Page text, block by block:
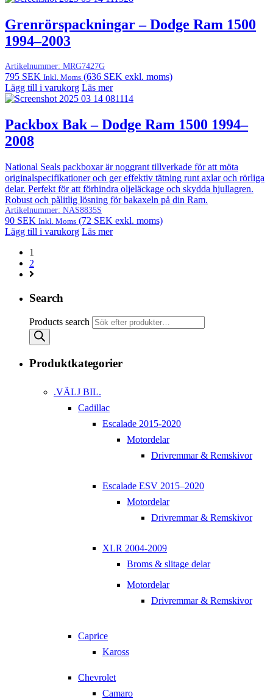
Grenrörspackningar – Dodge Ram 1500
1994–2003
Artikelnummer: MRG7427G
795 SEK Inkl. Moms (636 SEK exkl. moms)
Lägg till i varukorg Läs mer
Packbox Bak – Dodge Ram 1500 1994–
2008
National Seals packboxar är noggrant tillverkade för att möta
originalspecifikationer och ger effektiv tätning runt axlar och rörliga
delar. Perfekt för att förhindra oljeläckage och skydda hjullagren.
Robust och pålitlig lösning för bakaxeln på din Ram.
Artikelnummer: NAS8835S
90 SEK Inkl. Moms (72 SEK exkl. moms)
Lägg till i varukorg Läs mer
1
2
Search
Products search
Produktkategorier
.VÄLJ BIL.
Cadillac
Escalade 2015-2020
Motordelar
Drivremmar & Remskivor
Escalade ESV 2015–2020
Motordelar
Drivremmar & Remskivor
XLR 2004-2009
Broms & slitage delar
Motordelar
Drivremmar & Remskivor
Caprice
Kaross
Chevrolet
Camaro